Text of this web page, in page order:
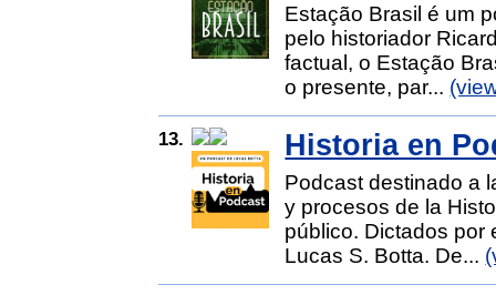
Estação Brasil é um
pelo historiador
factual, o Estação
o presente, par...
13. Historia en
Podcast destinado a
y procesos de la
público. Dictados por
Lucas S. Botta. De...